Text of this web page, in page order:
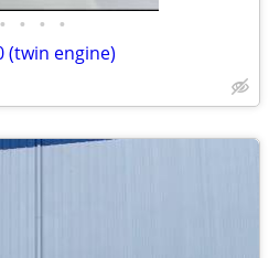
• • • •
(twin engine)